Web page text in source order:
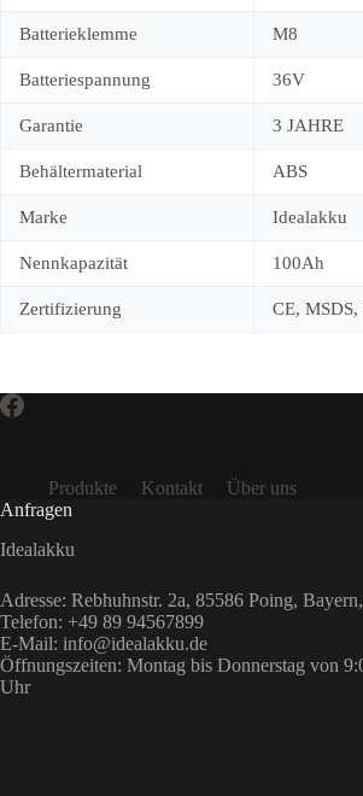
Batterieklemme M8
Batteriespannung 36V
Garantie 3 JAHRE
Behältermaterial ABS
Marke Idealakku
Nennkapazität 100Ah
Zertifizierung CE, MSDS,
Produkte Kontakt
Über uns
Anfragen
Idealakku
Adresse: Rebhuhnstr. 2a, 85586 Poing,
Telefon: +49 89 94567899
E-Mail: info@idealakku.de
Öffnungszeiten: Montag bis Donnerstag von
Uhr